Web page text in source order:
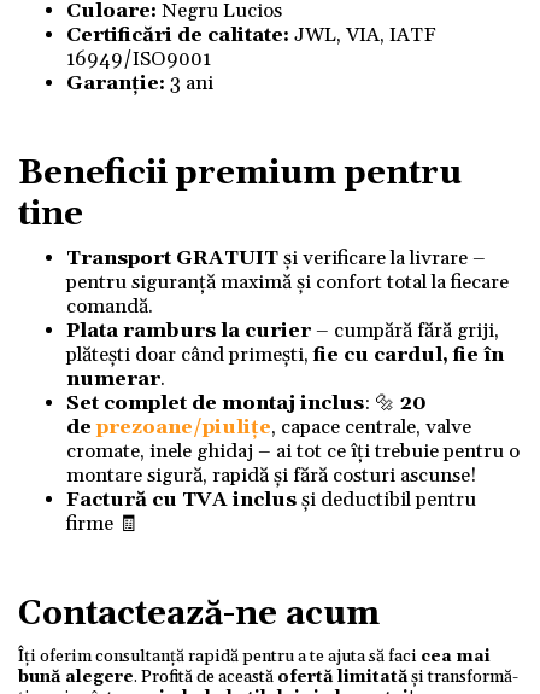
Culoare: Negru Lucios
Certificări de calitate: JWL, VIA, IATF
16949/ISO9001
Garanție: 3 ani
Beneficii premium pentru
tine
Transport GRATUITși verificare la livrare –
pentru siguranță maximă și confort total la fiecare
comandă.
Plata ramburs la curier– cumpără fără griji,
plătești doar când primești,fie cu cardul, fie în
numerar.
Set complet de montaj inclus: 🔩 20
deprezoane/piulițe, capace centrale, valve
cromate, inele ghidaj – ai tot ce îți trebuie pentru o
montare sigură, rapidă și fără costuri ascunse!
Factură cu TVA inclusși deductibil pentru
firme 🧾
Contactează-ne acum
Îți oferim consultanță rapidă pentru a te ajuta să faci cea mai
bună alegere. Profită de această ofertă limitatăși transformă-